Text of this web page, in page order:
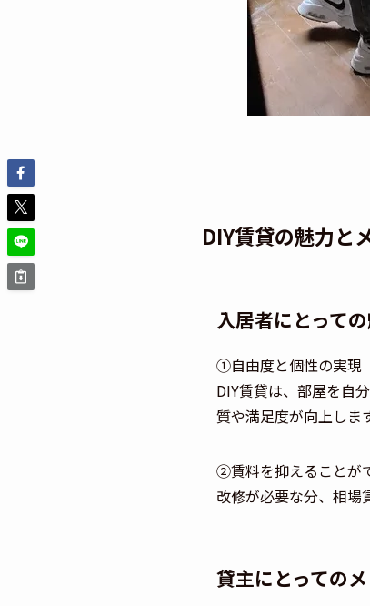
DIY賃貸の魅力と
入居者にとって
①自由度と個性の実現
DIY賃貸は、部屋を自
質や満足度が向上しま
②賃料を抑えることが
改修が必要な分、相場
貸主にとっての